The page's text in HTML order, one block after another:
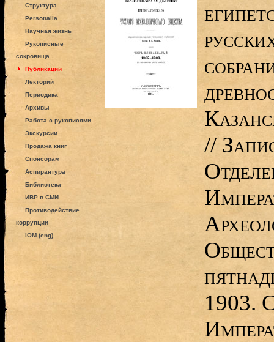
Структура
Personalia
Научная жизнь
Рукописные
сокровища
Публикации
Лекторий
Периодика
Архивы
Работа с рукописями
Экскурсии
Продажа книг
Спонсорам
Аспирантура
Библиотека
ИВР в СМИ
Противодействие
коррупции
IOM (eng)
//
1903.